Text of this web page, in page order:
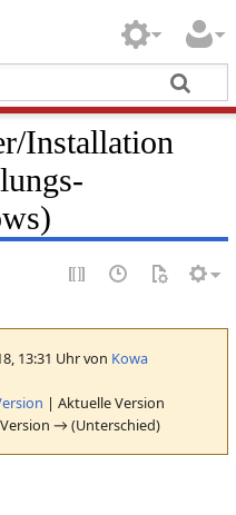
Installation
13:31 Uhr von Kowa
| Aktuelle Version
→ (Unterschied)